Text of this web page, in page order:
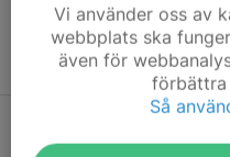
Rembo IK har också flera
mer under
Nu startar vi upp
Vi använder oss av
webbplats ska
även för
förbättra
Så